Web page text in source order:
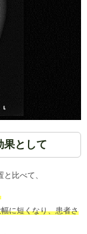
果として
比べて、
に短くなり、患者さ